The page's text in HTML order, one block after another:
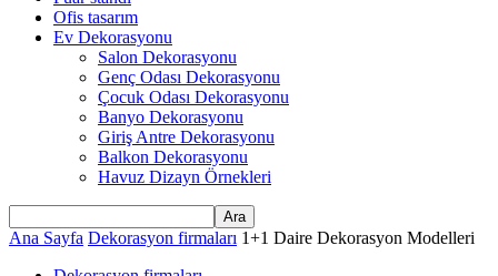
Ofis tasarım
Ev Dekorasyonu
Salon Dekorasyonu
Genç Odası Dekorasyonu
Çocuk Odası Dekorasyonu
Banyo Dekorasyonu
Giriş Antre Dekorasyonu
Balkon Dekorasyonu
Havuz Dizayn Örnekleri
Ana Sayfa Dekorasyon firmaları 1+1 Daire Dekorasyon Modelleri